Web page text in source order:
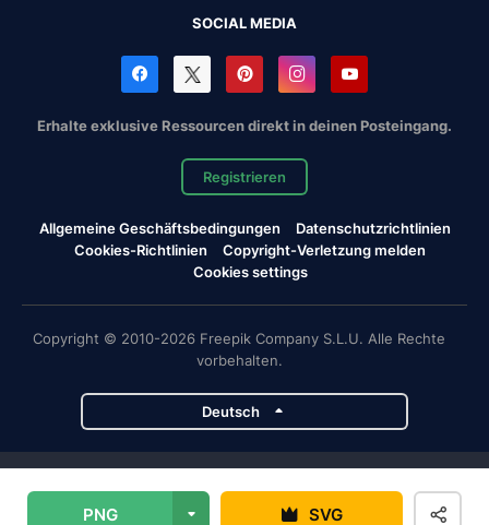
PNG SVG
SOCIAL MEDIA
Erhalte exklusive Ressourcen direkt in deinen Posteingang.
Registrieren
Allgemeine Geschäftsbedingungen
Datenschutzrichtlinien
Cookies-Richtlinien
Copyright-Verletzung melden
Cookies settings
Copyright © 2010-2026 Freepik Company S.L.U. Alle Rechte
vorbehalten.
Deutsch